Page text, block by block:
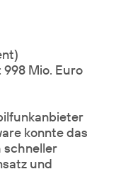
Mio. Euro
konnte das
schneller
und